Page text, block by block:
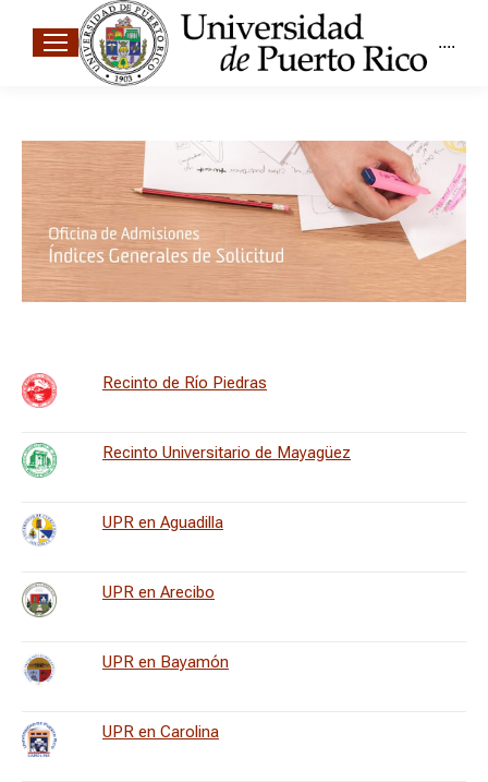
....
Recinto de Río Piedras
Recinto Universitario de Mayagüez
UPR en Aguadilla
UPR en Arecibo
UPR en Bayamón
UPR en Carolina